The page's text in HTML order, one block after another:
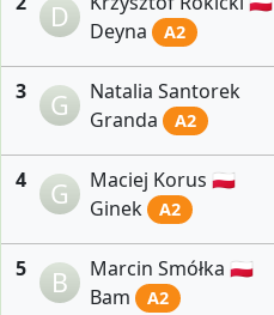
D
Deyna
A2
3 G
Natalia Santorek
Granda
A2
4 G
Maciej Korus 🇵🇱
Ginek
A2
5 B
Marcin Smółka 🇵🇱
Bam
A2